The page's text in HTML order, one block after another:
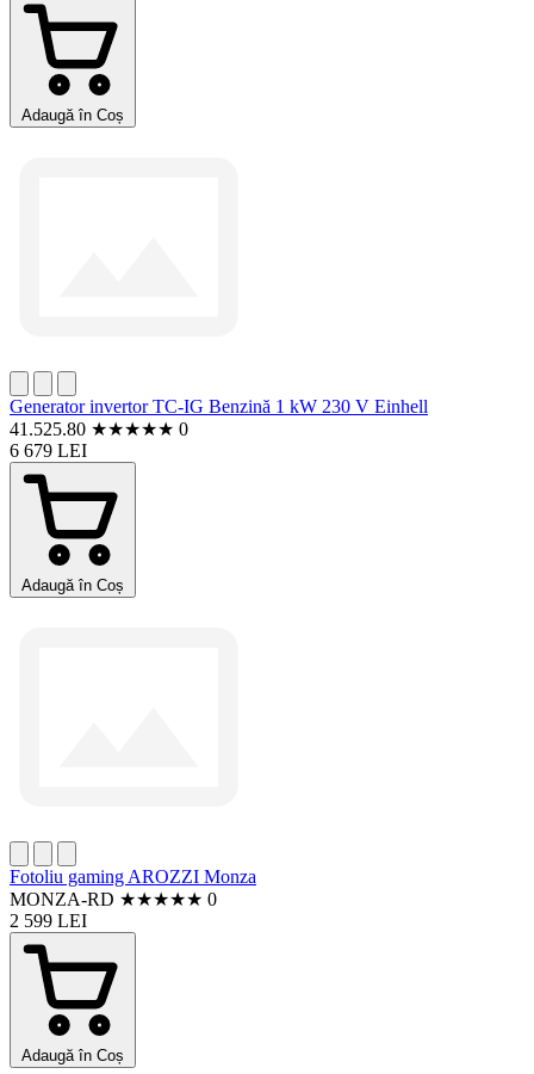
Adaugă în Coș
Generator invertor TC-IG Benzină 1 kW 230 V Einhell
41.525.80 ★★★★★ 0
6 679 LEI
Adaugă în Coș
Fotoliu gaming AROZZI Monza
MONZA-RD ★★★★★ 0
2 599 LEI
Adaugă în Coș